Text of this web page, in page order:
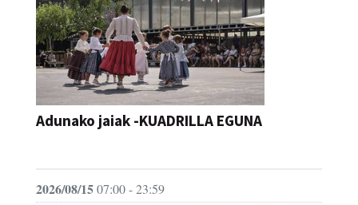
Adunako jaiak -KUADRILLA EGUNA
2026/08/1507:00 - 23:59